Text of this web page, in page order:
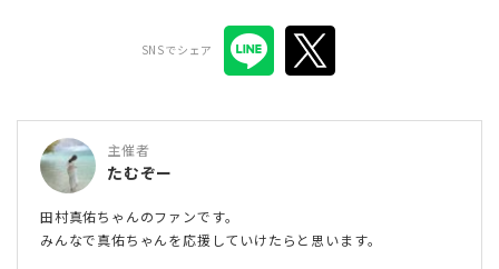
SNSでシェア
主催者
たむぞー
田村真佑ちゃんのファンです。
みんなで真佑ちゃんを応援していけたらと思います。